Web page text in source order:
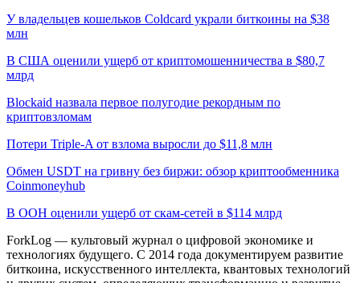
У владельцев кошельков Coldcard украли биткоины на $38
млн
В США оценили ущерб от криптомошенничества в $80,7
млрд
Blockaid назвала первое полугодие рекордным по
криптовзломам
Потери Triple-A от взлома выросли до $11,8 млн
Обмен USDT на гривну без биржи: обзор криптообменника
Coinmoneyhub
В ООН оценили ущерб от скам-сетей в $114 млрд
ForkLog — культовый журнал о цифровой экономике и
технологиях будущего. С 2014 года документируем развитие
биткоина, искусственного интеллекта, квантовых технологий